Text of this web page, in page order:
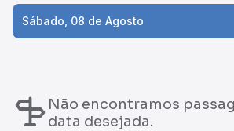
Sábado, 08 de Agosto
Não encontramos
data desejada.